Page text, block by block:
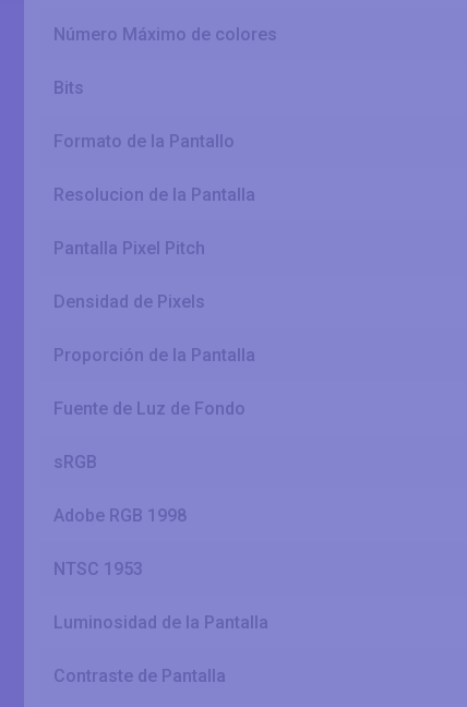
Número Máximo de colores
Bits
Formato de la Pantallo
Resolucion de la Pantalla
Pantalla Pixel Pitch
Densidad de Pixels
Proporción de la Pantalla
Fuente de Luz de Fondo
sRGB
Adobe RGB 1998
NTSC 1953
Luminosidad de la Pantalla
Contraste de Pantalla